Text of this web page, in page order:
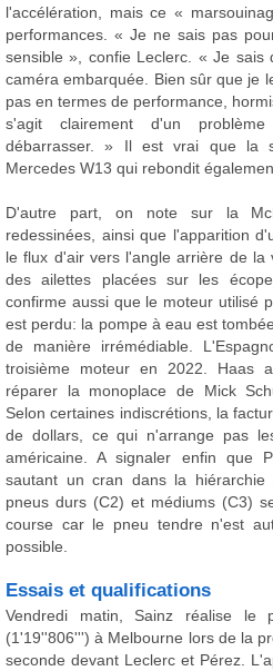
l'accélération, mais ce «
performances. « Je ne sais pas
sensible », confie Leclerc. « Je sais
caméra embarquée. Bien sûr que je
pas en termes de performance,
s'agit clairement d'un
débarrasser. » Il est vrai que la
Mercedes W13 qui rebondit
D'autre part, on note sur la
redessinées, ainsi que l'apparition
le flux d'air vers l'angle arrière de la
des ailettes placées sur les
confirme aussi que le moteur utilisé
est perdu: la pompe à eau est
de manière irrémédiable.
troisième moteur en 2022. Haas
réparer la monoplace de Mick
Selon certaines indiscrétions, la
de dollars, ce qui n'arrange pas
américaine. A signaler enfin que
sautant un cran dans la hiérarchie
pneus durs (C2) et médiums (C3)
course car le pneu tendre n'est
possible.
Essais et qualifications
Vendredi matin, Sainz réalise le
(1'19''806''') à Melbourne lors de la
seconde devant Leclerc et Pérez.